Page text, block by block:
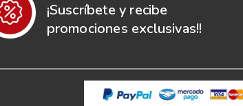
¡Suscríbete y recibe
promociones exclusivas!!